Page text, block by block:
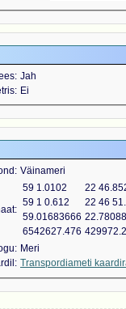
Jah
Ei
Väinameri
59 1.0102
22
59 1 0.612
22 46
59.01683666 22.78088
6542627.476
Meri
Transpordiameti